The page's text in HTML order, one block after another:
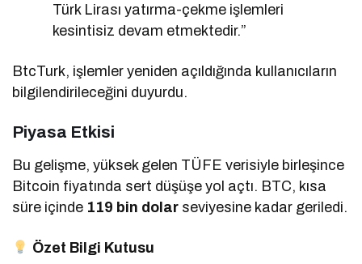
Türk Lirası yatırma-çekme işlemleri
kesintisiz devam etmektedir.”
BtcTurk, işlemler yeniden açıldığında kullanıcıların
bilgilendirileceğini duyurdu.
Piyasa Etkisi
Bu gelişme, yüksek gelen TÜFE verisiyle birleşince
Bitcoin fiyatında sert düşüşe yol açtı. BTC, kısa
süre içinde 119 bin dolar seviyesine kadar geriledi.
Özet Bilgi Kutusu